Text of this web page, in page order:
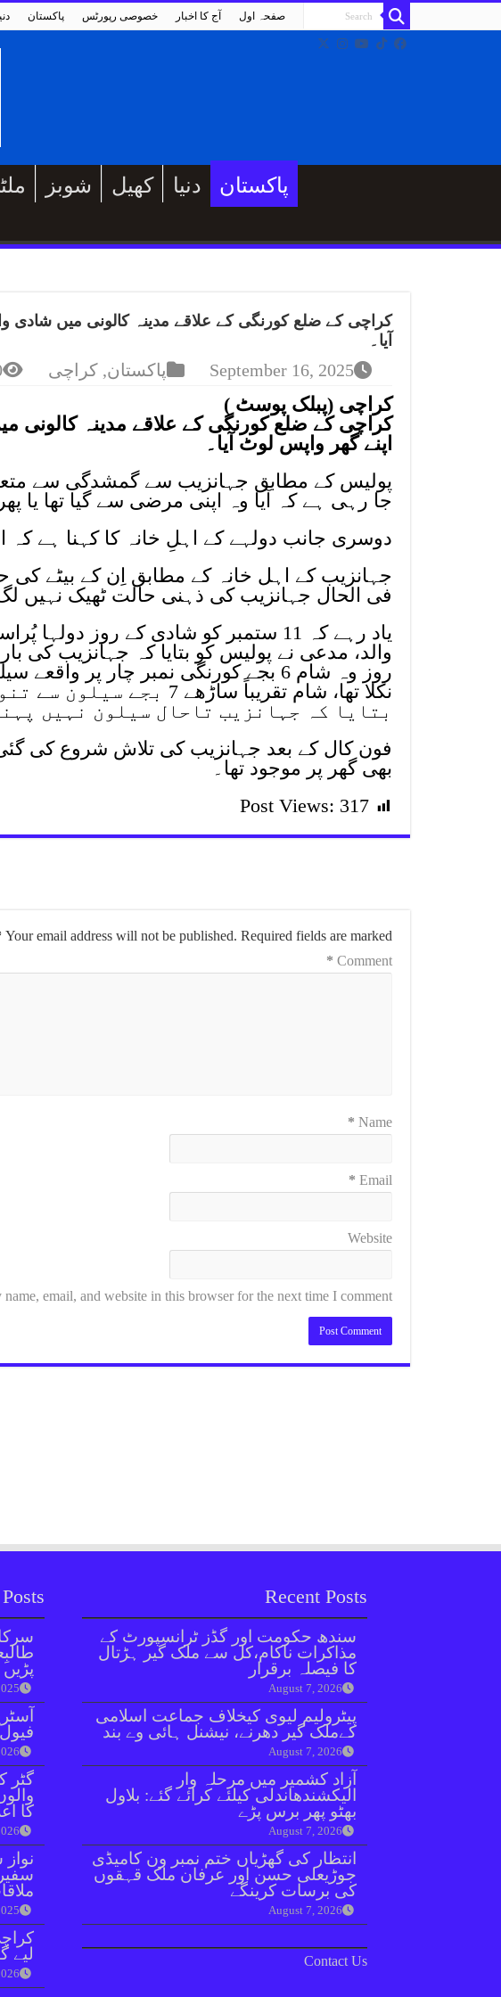
پاکستان خصوصی رپورٹس آج کا اخبار صفحہ اول
شوبز کھیل دنیا
پاکستان
کراچی کے ضلع کورنگی کے علاقے مدینہ کالونی میں شادی
آیا۔
September 16, 2025 پاکستان, کراچی
کراچی (پبلک پوسٹ )
کراچی کے ضلع کورنگی کے علاقے مدینہ کالونی
اپنے گھر واپس لوٹ آیا۔
پولیس کے مطابق جہانزیب سے گمشدگی سے
جا رہی ہے کہ آیا وہ اپنی مرضی سے گیا تھا یا
دوسری جانب دولہے کے اہلِ خانہ کا کہنا ہے کہ
جہانزیب کے اہل خانہ کے مطابق اِن کے بیٹے کی
فی الحال جہانزیب کی ذہنی حالت ٹھیک نہیں
یاد رہے کہ 11 ستمبر کو شادی کے روز
روز وہ شام 6 بجے کورنگی نمبر چار پر
نکلا تھا، شام تقریباً
بتایا کہ جہانزیب تاحال سیلون نہیں
فون کال کے بعد جہانزیب کی تلاش شروع کی
بھی گھر پر موجود تھا۔
Post Views: 317
Your email address will not be published. Required fields are marked
Comment
*
Name
*
Email
*
Website
name, email, and website in this browser for the next time I comment.
پڑیں
گٹر
کا
لیے
Recent Posts
سندھ حکومت اور گڈز ٹرانسپورٹ کے
مذاکرات ناکام،کل سے ملک گیر ہڑتال
کا فیصلہ برقرار
August 7, 2026
پیٹرولیم لیوی کیخلاف جماعت اسلامی
کےملک گیر دھرنے، نیشنل ہائی وے بند
August 7, 2026
آزاد کشمیر میں مرحلہ وار
الیکشندھاندلی کیلئے کرائے گئے: بلاول
بھٹو پھر برس پڑے
August 7, 2026
انتظار کی گھڑیاں ختم نمبر ون کامیڈی
جوڑیعلی حسن اور عرفان ملک قہقوں
کی برسات کرینگے
August 7, 2026
Contact Us